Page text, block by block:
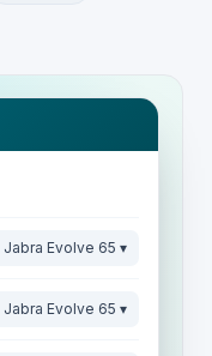
Jabra Evolve 65 ▾
Jabra Evolve 65 ▾